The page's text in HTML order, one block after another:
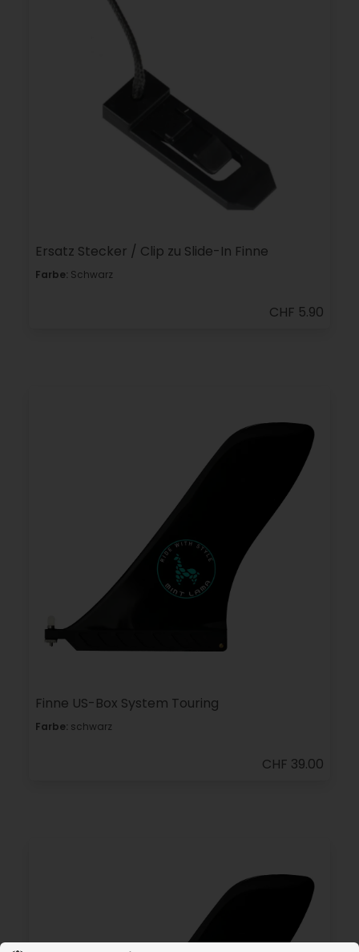
Ersatz Stecker / Clip zu Slide-In Finne
Farbe: Schwarz
CHF 5.90
Finne US-Box System Touring
Farbe: schwarz
CHF 39.00